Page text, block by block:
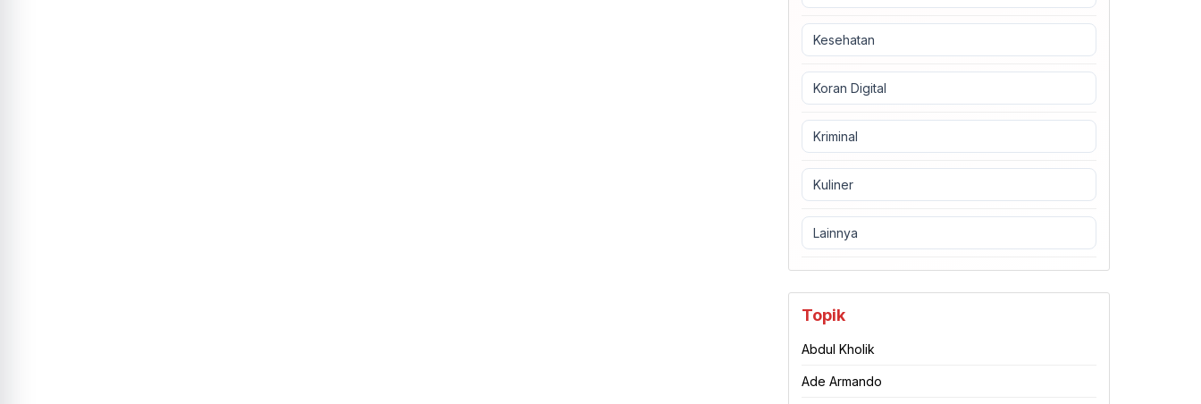
Kesehatan
Koran Digital
Kriminal
Kuliner
Lainnya
Topik
Abdul Kholik
Ade Armando